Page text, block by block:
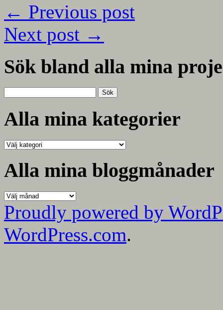
← Previous post
Next post →
Sök bland alla mina
efter:
Alla mina kategorier
Alla
kategorier
Alla mina bloggmånader
Alla
mina
bloggmånader
Proudly powered by
WordPress.com.